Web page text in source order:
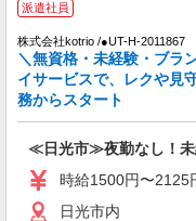
キープ
派遣社員
株式会社kotrio /●UT-H-
アの巡
時
派遣社員
株式会社kotrio /●UT-H-2011867
＼無資格・未経験・ブラ
イサービスで、レクや見
務からスタート
≪日光市≫夜勤なし！未
時給1500円〜
日光市内